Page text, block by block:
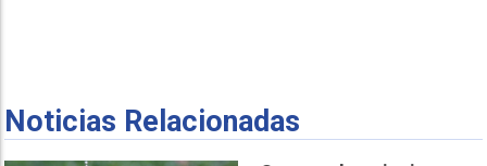
Noticias Relacionadas